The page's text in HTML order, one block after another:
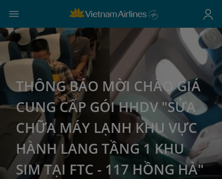
THÔNG BÁO MỜI CHÀO GIÁ
CUNG CẤP GÓI HHDV "SỬA
CHỮA MÁY LẠNH KHU VỰC
HÀNH LANG TẦNG 1 KHU
SIM TẠI FTC - 117 HỒNG HÀ"